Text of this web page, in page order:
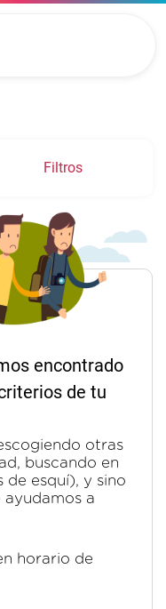
Filtros
encontrado
de tu
otras
buscando en
de esquí), y sino
a
horario de